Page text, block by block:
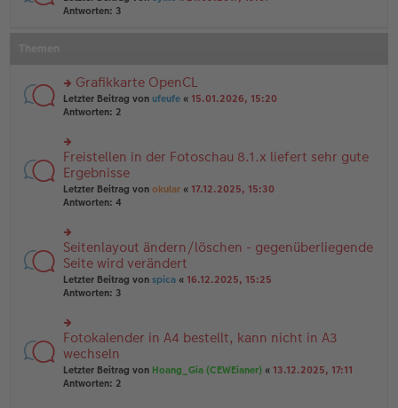
g
er
B
ei
tr
g
te
es
e
n
B
ei
tr
a
g
Antworten: 3
rs
te
u
n
g
el
es
e
er
B
ei
tr
a
g
Grafikkarte OpenCL
Letzter Beitrag von ufeufe « 15.01.2026, 15:20
Antworten: 2
rs
te
r
u
n
el
es
e
n
er
tr
a
g
Freistellen in der Fotoschau 8.1.x liefert sehr gute
Ergebnisse
Letzter Beitrag von okular « 17.12.2025, 15:30
Antworten: 4
rs
te
r
u
n
el
es
e
n
er
Seitenlayout ändern/löschen - gegenüberliegende
Seite wird verändert
Letzter Beitrag von spica « 16.12.2025, 15:25
Antworten: 3
rs
te
r
u
n
Fotokalender in A4 bestellt, kann nicht in A3
wechseln
Letzter Beitrag von Hoang_Gia (CEWEianer) « 13.12.2025, 17:11
Antworten: 2